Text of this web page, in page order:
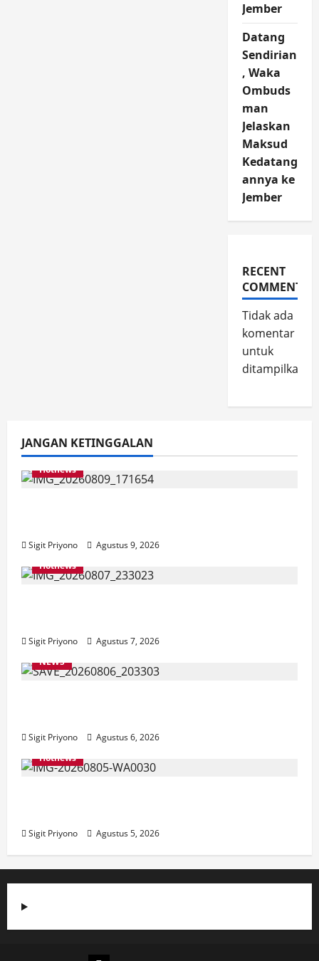
Jember
Datang
Sendirian
, Waka
Ombuds
man
Jelaskan
Maksud
Kedatang
annya ke
Jember
RECENT
COMMENTS
Tidak ada
komentar
untuk
ditampilkan.
JANGAN KETINGGALAN
Hotnews
Sigit Priyono
Agustus 9, 2026
Hotnews
Sigit Priyono
Agustus 7, 2026
NEWS
Sigit Priyono
Agustus 6, 2026
Hotnews
Sigit Priyono Agustus 5, 2026